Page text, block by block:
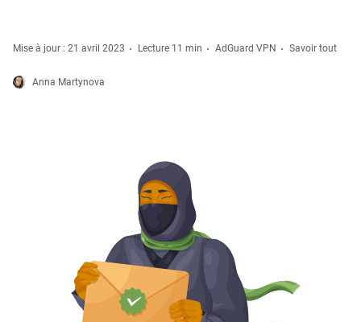
Mise à jour : 21 avril 2023 Lecture 11 min AdGuard VPN Savoir tout
Anna Martynova